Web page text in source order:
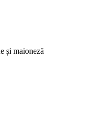
și maioneză